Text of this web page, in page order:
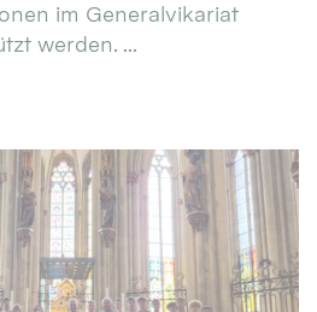
im Generalvikariat
werden. ...